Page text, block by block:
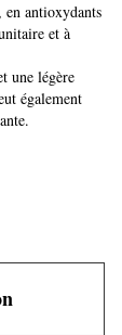
antioxydants
et à
une légère
également